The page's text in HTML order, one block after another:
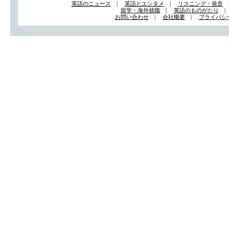
英語のニュース | 英語とエンタメ | リスニング・発音
留学・海外就職| 英語のものがたり
お問い合わせ| 会社概要| プライバシ